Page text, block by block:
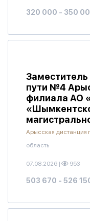
320 000 - 350
Заместитель
пути №4
филиала АО
Арысская дистанция
область
07.08.2026 | 953
503 670 - 526